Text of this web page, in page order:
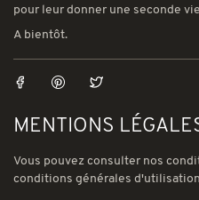
pour leur donner une seconde
A bientôt.
MENTIONS
Vous pouvez consulter nos
conditions générales